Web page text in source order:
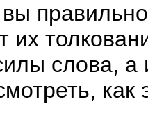
вы
их
слова, а